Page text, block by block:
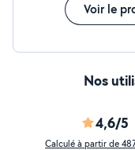
Voir le
Nos
4,6/5
Calculé à partir de